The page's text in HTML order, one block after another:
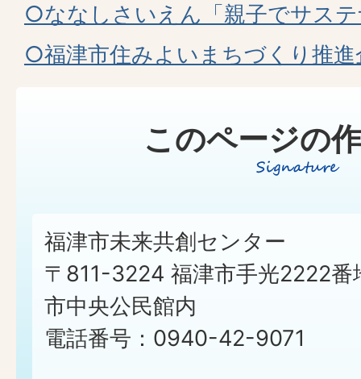
○ななしさいえん「親子でサス
○福津市住みよいまちづくり推進
このページの
福津市未来共創センター
〒811-3224 福津市手光2222番
市中央公民館内
電話番号：0940-42-9071